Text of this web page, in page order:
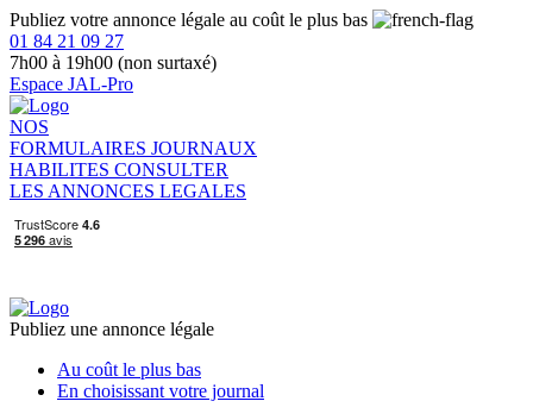
Publiez votre annonce légale au coût le plus bas
01 84 21 09 27
7h00 à 19h00 (non surtaxé)
Espace JAL-Pro
NOS
FORMULAIRES JOURNAUX
HABILITES CONSULTER
LES ANNONCES LEGALES
Publiez une annonce légale
Au coût le plus bas
En choisissant votre journal